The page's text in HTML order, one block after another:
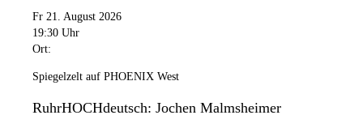
Fr 21. August 2026
19:30 Uhr
Ort:
Spiegelzelt auf PHOENIX West
RuhrHOCHdeutsch: Jochen Malmsheimer